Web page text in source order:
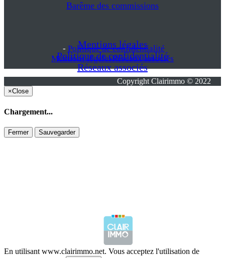
Barême des commissions
Mentions légales
Politique de confidentialité
Réseaux associés
- Politique de confidentialité
Mentions légalesRéseaux associés
Copyright Clairimmo © 2022
×Close
Chargement...
Fermer Sauvegarder
En utilisant www.clairimmo.net. Vous acceptez l'utilisation de